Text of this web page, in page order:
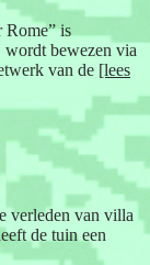
Rome” is
bewezen via
van de [lees
verleden van villa
de tuin een